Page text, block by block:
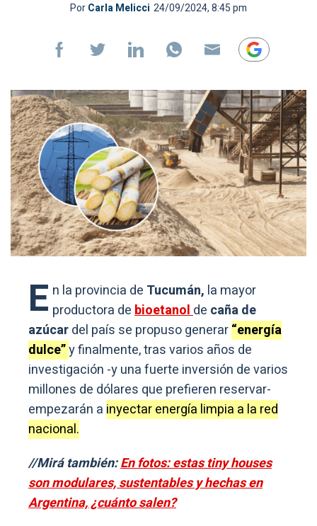
PorCarla Melicci 24/09/2024, 8:45 pm
E n la provincia de Tucumán, la mayor
productora debioetanolde caña de
azúcardel país se propuso generar“energía
dulce”y finalmente, tras varios años de
investigación -y una fuerte inversión de varios
millones de dólares que prefieren reservar-
empezarán a inyectar energía limpia a la red
nacional.
//Mirá también:En fotos: estas tiny houses
son modulares, sustentables y hechas en
Argentina, ¿cuánto salen?